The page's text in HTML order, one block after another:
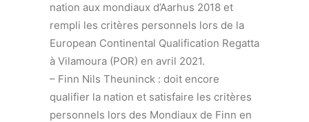
nation aux mondiaux d’Aarhus 2018 et
rempli les critères personnels lors de la
European Continental Qualification Regatta
à Vilamoura (POR) en avril 2021.
– Finn Nils Theuninck : doit encore
qualifier la nation et satisfaire les critères
personnels lors des Mondiaux de Finn en